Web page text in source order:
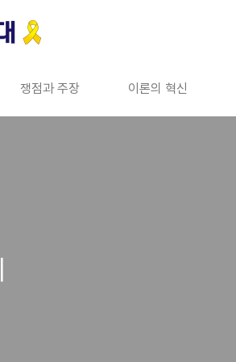
쟁점과 주장 이론의 혁신